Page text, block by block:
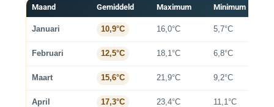
Maand Gemiddeld Maximum Minimum
Januari 10,9°C 16,0°C 5,7°C
Februari 12,5°C 18,1°C 6,8°C
Maart 15,6°C 21,9°C 9,2°C
April 17,3°C 23,4°C 11,1°C